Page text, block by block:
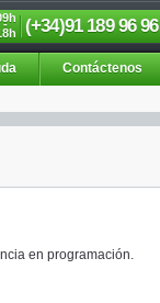
- (+34)91 189 96 96
Contáctenos
en programación.